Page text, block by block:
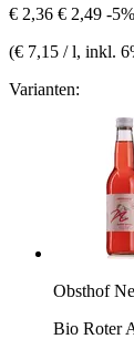
€ 2,36 € 2,49 -5%
(€ 7,15 / l, inkl.
Varianten:
Obsthof
Bio Roter